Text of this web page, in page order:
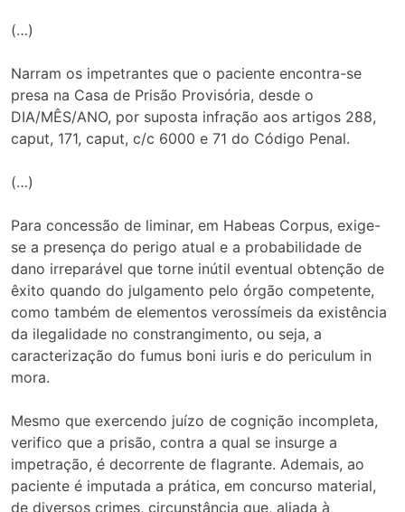
(…)
Narram os impetrantes que o paciente encontra-se
presa na Casa de Prisão Provisória, desde o
DIA/MÊS/ANO, por suposta infração aos artigos 288,
caput, 171, caput, c/c 6000 e 71 do Código Penal.
(…)
Para concessão de liminar, em Habeas Corpus, exige-
se a presença do perigo atual e a probabilidade de
dano irreparável que torne inútil eventual obtenção de
êxito quando do julgamento pelo órgão competente,
como também de elementos verossímeis da existência
da ilegalidade no constrangimento, ou seja, a
caracterização do fumus boni iuris e do periculum in
mora.
Mesmo que exercendo juízo de cognição incompleta,
verifico que a prisão, contra a qual se insurge a
impetração, é decorrente de flagrante. Ademais, ao
paciente é imputada a prática, em concurso material,
de diversos crimes, circunstância que, aliada à